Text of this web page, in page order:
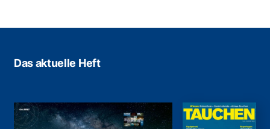
Das aktuelle Heft